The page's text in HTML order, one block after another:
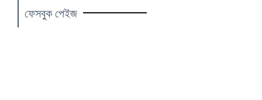
ফেসবুক পেইজ